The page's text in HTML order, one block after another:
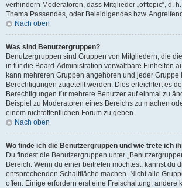
verhindern Moderatoren, dass Mitglieder „offtopic“, d.
Thema Passendes, oder Beleidigendes bzw.
Nach oben
Was sind Benutzergruppen?
Benutzergruppen sind Gruppen von Mitgliedern, die
in für die Board-Administration verwaltbare Einheiten
kann mehreren Gruppen angehören und jeder Gruppe
Berechtigungen zugeteilt werden. Dies erleichtert es
Berechtigungen für mehrere Benutzer auf einmal zu
Beispiel zu Moderatoren eines Bereichs zu machen
einem nichtöffentlichen Forum zu geben.
Nach oben
Wo finde ich die Benutzergruppen und wie trete ich
Du findest die Benutzergruppen unter
Bereich. Wenn du einer beitreten möchtest, kannst du
entsprechenden Schaltfläche machen. Nicht alle
offen. Einige erfordern erst eine Freischaltung, andere